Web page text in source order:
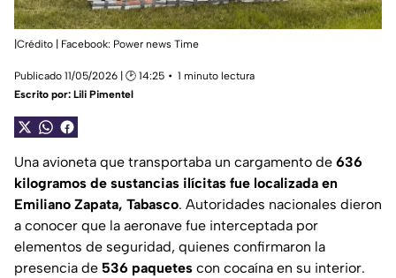
|Crédito | Facebook: Power news Time
Publicado 11/05/2026 | 🕑 14:25
1 minuto lectura
Escrito por: Lili Pimentel
Una avioneta que transportaba un cargamento de 636
kilogramos de sustancias ilícitas fue localizada en
Emiliano Zapata, Tabasco. Autoridades nacionales dieron
a conocer que la aeronave fue interceptada por
elementos de seguridad, quienes confirmaron la
presencia de 536 paquetes con cocaína en su interior.